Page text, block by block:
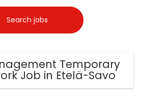
Temporary
Job in Etelä-Savo